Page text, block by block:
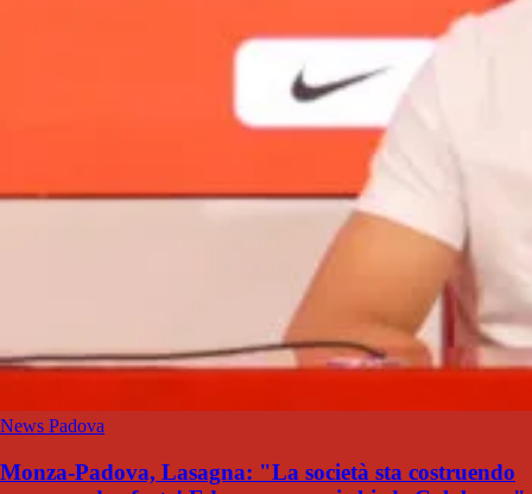
News Padova
Monza-Padova, Lasagna: "La società sta costruendo